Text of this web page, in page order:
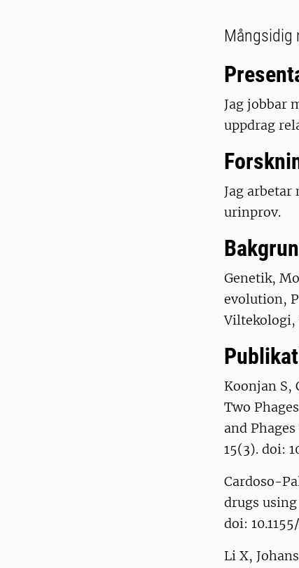
Mångsidig
Jag jobbar
uppdrag
Jag
urinprov.
Genetik,
evolution,
Koonjan S,
Two
and
15(3). doi:
Cardoso-
drugs
doi:
Li X,